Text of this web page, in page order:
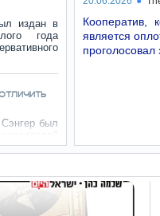
издан в
года
был
Кооператив,
является
проголосовал